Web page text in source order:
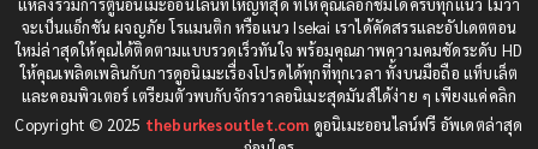
Censored (เซ็นเซอร์) (19)
Comedy (ตลก) (85)
1991
1990
1989
1988
1987
1985
จะเป็นแอ็กชัน ผจญภัย โรแมนติก หรือแนว Isekai เราได้คัดสรรและอัปเดตตอน
ใหม่ล่าสุดให้คุณได้ติดตามแบบรวดเร็วทันใจ พร้อมคุณภาพความคมชัดระดับ HD
ให้คุณเพลิดเพลินกับการดูอนิเมะเรื่องโปรดได้ทุกที่ทุกเวลา ทั้งบนมือถือ แท็บเล็ต
และคอมพิวเตอร์ เตรียมตัวพบกับจักรวาลอนิเมะสุดมันส์ได้ง่าย ๆ เพียงแค่คลิก
Copyright © 2025 theburkesoutlet.com ดูอนิเมะออนไลน์ฟรี อัพเดตล่าสุด